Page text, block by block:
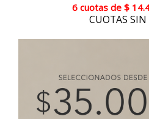
6 cuotas de $
CUOTAS SIN